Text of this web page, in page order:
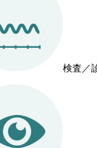
検査／